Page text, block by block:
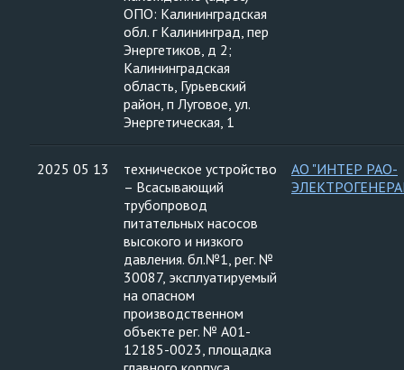
ОПО: Калининградская
обл. г Калининград, пер
Энергетиков, д 2;
Калининградская
область, Гурьевский
район, п Луговое, ул.
Энергетическая, 1
2025 05 13
техническое устройство
– Всасывающий
трубопровод
питательных насосов
высокого и низкого
давления. бл.№1, рег. №
30087, эксплуатируемый
на опасном
производственном
объекте рег. № А01-
12185-0023, площадка
АО "ИНТЕР РАО-